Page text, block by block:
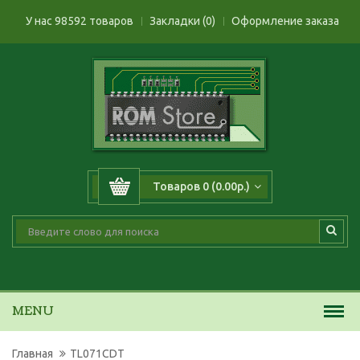
У нас 98592 товаров Закладки (0) Оформление заказа
Товаров 0 (0.00р.)
MENU
Главная TL071CDT